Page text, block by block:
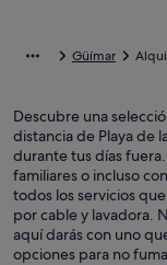
Güímar
Descubre una
distancia de Playa de
durante tus días
familiares o incluso
todos los servicios
por cable y lavadora.
aquí darás con uno
opciones para no